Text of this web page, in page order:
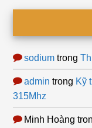
sodium trong
admin trong Kỹ
315Mhz
Minh Hoàng